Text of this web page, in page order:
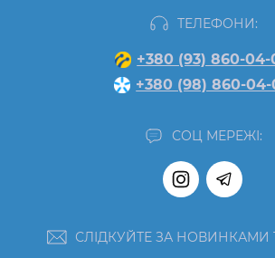
ТЕЛЕФОНИ:
+380 (93) 860-04-
+380 (98) 860-
СОЦ МЕРЕЖІ:
СЛІДКУЙТЕ ЗА НОВИНКАМИ